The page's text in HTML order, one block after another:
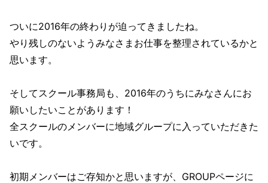
ついに2016年の終わりが迫ってきましたね。
やり残しのないようみなさまお仕事を整理されているかと
思います。
そしてスクール事務局も、2016年のうちにみなさんにお
願いしたいことがあります！
全スクールのメンバーに地域グループに入っていただきた
いです。
初期メンバーはご存知かと思いますが、GROUPページに